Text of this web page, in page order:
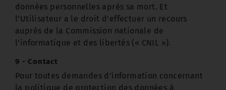
données personnelles après sa mort. Et
l’Utilisateur a le droit d'effectuer un recours
auprès de la Commission nationale de
l'informatique et des libertés (« CNIL »).
9 - Contact
Pour toutes demandes d’information concernant
la politique de protection des données à